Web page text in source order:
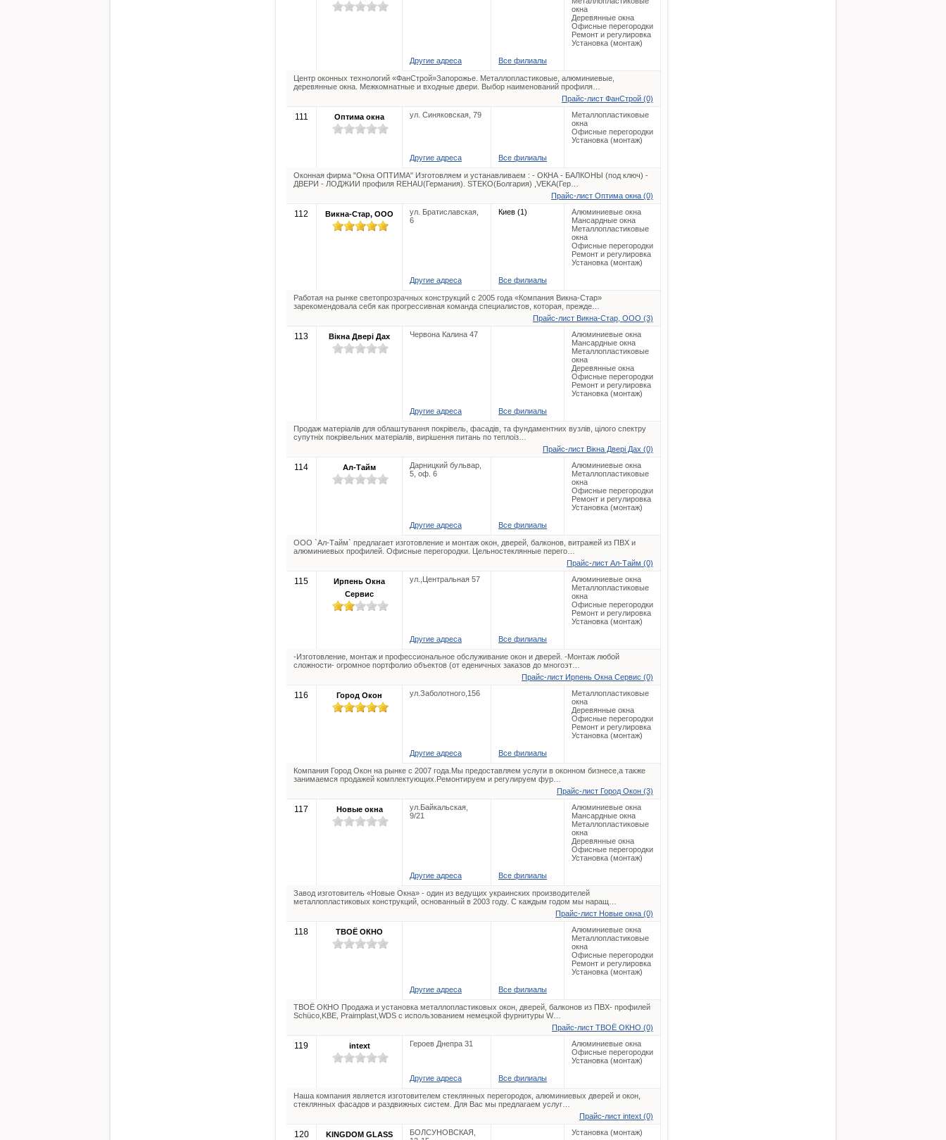
окна
Деревянные окна
Офисные перегородки
Ремонт и регулировка
Установка (монтаж)
Другие адреса Все филиалы
Центр оконных технологий «ФанСтрой»Запорожье. Металлопластиковые, алюминиевые,
деревянные окна. Межкомнатные и входные двери. Выбор наименований профиля…
Прайс-лист ФанСтрой (0)
111 Оптима окна ул. Синяковская, 79
Металлопластиковые
окна
Офисные перегородки
Установка (монтаж)
Другие адреса Все филиалы
Оконная фирма "Окна ОПТИМА" Изготовляем и устанавливаем : - ОКНА - БАЛКОНЫ (под ключ) -
ДВЕРИ - ЛОДЖИИ профиля REHAU(Германия). STEKO(Болгария) ,VEKA(Гер…
Прайс-лист Оптима окна (0)
112 Викна-Стар, ООО
ул. Братиславская,
6
Киев (1)
Алюминиевые окна
Мансардные окна
Металлопластиковые
окна
Офисные перегородки
Ремонт и регулировка
Установка (монтаж)
Другие адреса Все филиалы
Работая на рынке светопрозрачных конструкций с 2005 года «Компания Викна-Стар»
зарекомендовала себя как прогрессивная команда специалистов, которая, прежде…
Прайс-лист Викна-Стар, ООО (3)
113 Вікна Двері Дах Червона Калина 47
Алюминиевые окна
Мансардные окна
Металлопластиковые
окна
Деревянные окна
Офисные перегородки
Ремонт и регулировка
Установка (монтаж)
Другие адреса Все филиалы
Продаж матеріалів для облаштування покрівель, фасадів, та фундаментних вузлів, цілого спектру
супутніх покрівельних матеріалів, вирішення питань по теплоіз…
Прайс-лист Вікна Двері Дах (0)
114 Ал-Тайм
Дарницкий бульвар,
5, оф. 6
Алюминиевые окна
Металлопластиковые
окна
Офисные перегородки
Ремонт и регулировка
Установка (монтаж)
Другие адреса Все филиалы
ООО `Ал-Тайм` предлагает изготовление и монтаж окон, дверей, балконов, витражей из ПВХ и
алюминиевых профилей. Офисные перегородки. Цельностеклянные перего…
Прайс-лист Ал-Тайм (0)
115
Ирпень Окна
Сервис
ул.,Центральная 57
Алюминиевые окна
Металлопластиковые
окна
Офисные перегородки
Ремонт и регулировка
Установка (монтаж)
Другие адреса Все филиалы
-Изготовление, монтаж и профессиональное обслуживание окон и дверей. -Монтаж любой
сложности- огромное портфолио объектов (от еденичных заказов до многоэт…
Прайс-лист Ирпень Окна Сервис (0)
116 Город Окон ул.Заболотного,156
Металлопластиковые
окна
Деревянные окна
Офисные перегородки
Ремонт и регулировка
Установка (монтаж)
Другие адреса Все филиалы
Компания Город Окон на рынке с 2007 года.Мы предоставляем услуги в оконном бизнесе,а также
занимаемся продажей комплектующих.Ремонтируем и регулируем фур…
Прайс-лист Город Окон (3)
117 Новые окна
ул.Байкальская,
9/21
Алюминиевые окна
Мансардные окна
Металлопластиковые
окна
Деревянные окна
Офисные перегородки
Установка (монтаж)
Другие адреса Все филиалы
Завод изготовитель «Новые Окна» - один из ведущих украинских производителей
металлопластиковых конструкций, основанный в 2003 году. С каждым годом мы наращ…
Прайс-лист Новые окна (0)
118 ТВОЁ ОКНО
Алюминиевые окна
Металлопластиковые
окна
Офисные перегородки
Ремонт и регулировка
Установка (монтаж)
Другие адреса Все филиалы
ТВОЁ ОКНО Продажа и установка металлопластиковых окон, дверей, балконов из ПВХ- профилей
Schüco,KBE, Praimplast,WDS с использованием немецкой фурнитуры W…
Прайс-лист ТВОЁ ОКНО (0)
119 intext Героев Днепра 31
Алюминиевые окна
Офисные перегородки
Установка (монтаж)
Другие адреса Все филиалы
Наша компания является изготовителем стеклянных перегородок, алюминиевых дверей и окон,
стеклянных фасадов и раздвижных систем. Для Вас мы предлагаем услуг…
Прайс-лист intext (0)
120 KINGDOM GLASS
БОЛСУНОВСКАЯ,
Установка (монтаж)